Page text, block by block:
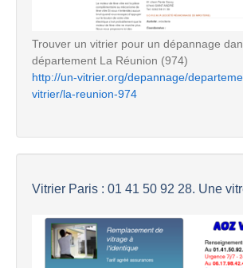
Trouver un vitrier pour un dépannage
département La Réunion (974)
http://un-vitrier.org/depannage/
vitrier/la-reunion-974
Vitrier Paris : 01 41 50 92 28. Une